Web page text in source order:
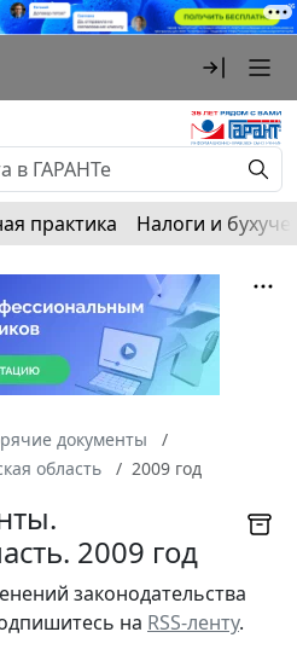
практика Налоги и
документы
область 2009 год
2009 год
законодательства
на RSS-ленту.